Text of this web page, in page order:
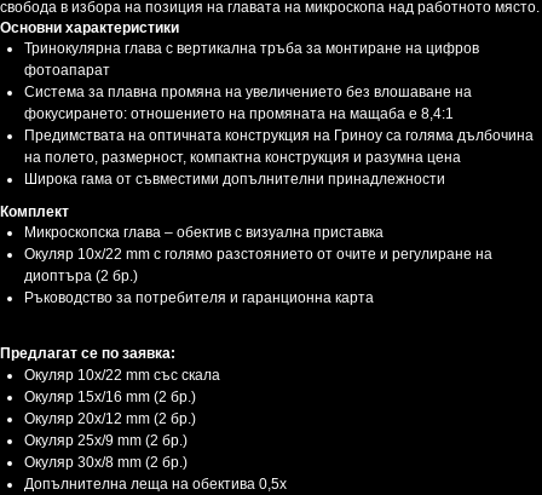
свобода в избора на позиция на главата на микроскопа над работното място.
Основни характеристики
Тринокулярна глава с вертикална тръба за монтиране на цифров
фотоапарат
Система за плавна промяна на увеличението без влошаване на
фокусирането: отношението на промяната на мащаба е 8,4:1
Предимствата на оптичната конструкция на Гриноу са голяма дълбочина
на полето, размерност, компактна конструкция и разумна цена
Широка гама от съвместими допълнителни принадлежности
Комплект
Микроскопска глава – обектив с визуална приставка
Окуляр 10x/22 mm с голямо разстоянието от очите и регулиране на
диоптъра (2 бр.)
Ръководство за потребителя и гаранционна карта
Предлагат се по заявка:
Окуляр 10x/22 mm със скала
Окуляр 15x/16 mm (2 бр.)
Окуляр 20x/12 mm (2 бр.)
Окуляр 25x/9 mm (2 бр.)
Окуляр 30x/8 mm (2 бр.)
Допълнителнa леща на обектива 0,5x